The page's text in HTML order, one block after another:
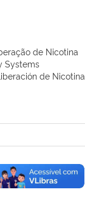
de Nicotina
Systems
de Nicotina
de Janeiro: